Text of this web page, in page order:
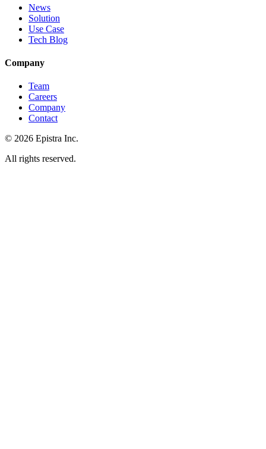
News
Solution
Use Case
Tech Blog
Company
Team
Careers
Company
Contact
© 2026 Epistra Inc.
All rights reserved.